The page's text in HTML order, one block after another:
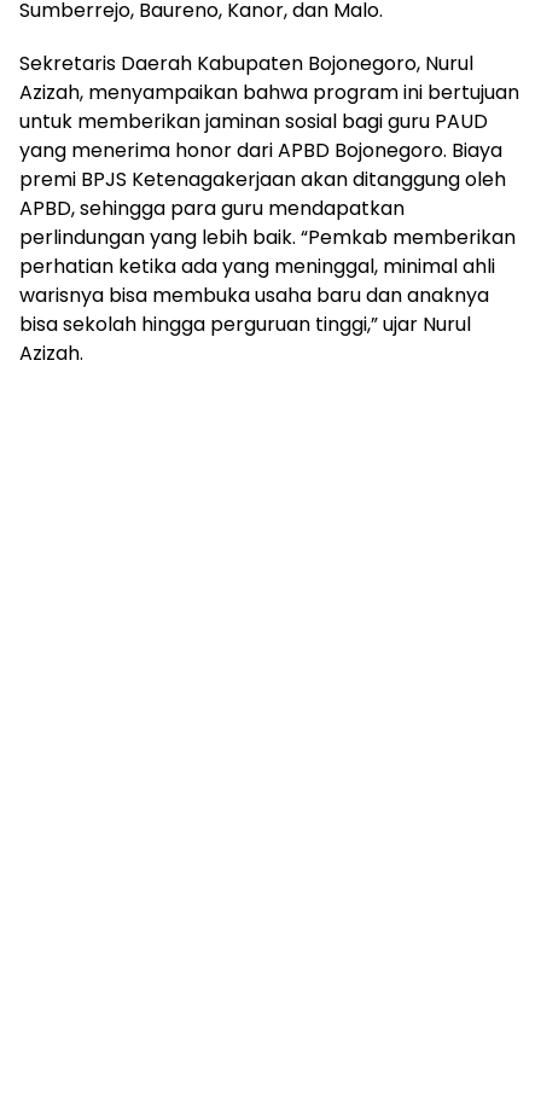
Sumberrejo, Baureno, Kanor, dan Malo.
Sekretaris Daerah Kabupaten Bojonegoro, Nurul
Azizah, menyampaikan bahwa program ini bertujuan
untuk memberikan jaminan sosial bagi guru PAUD
yang menerima honor dari APBD Bojonegoro. Biaya
premi BPJS Ketenagakerjaan akan ditanggung oleh
APBD, sehingga para guru mendapatkan
perlindungan yang lebih baik. “Pemkab memberikan
perhatian ketika ada yang meninggal, minimal ahli
warisnya bisa membuka usaha baru dan anaknya
bisa sekolah hingga perguruan tinggi,” ujar Nurul
Azizah.